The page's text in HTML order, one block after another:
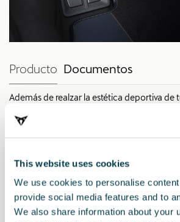
This website uses cookies
We use cookies to personalise
provide social media features and to
We also share information about your
Producto Documentos
Además de realzar la estética deportiva de
reposapiés aluminio oscuro aumenta la
deportiva.